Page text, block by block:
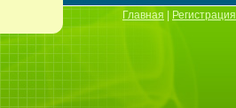
Главная Регистрация